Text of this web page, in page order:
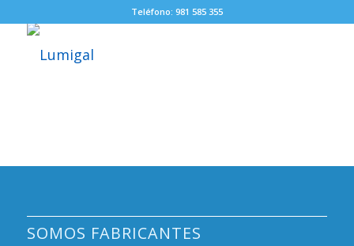
Teléfono: 981 585 355
SOMOS FABRICANTES